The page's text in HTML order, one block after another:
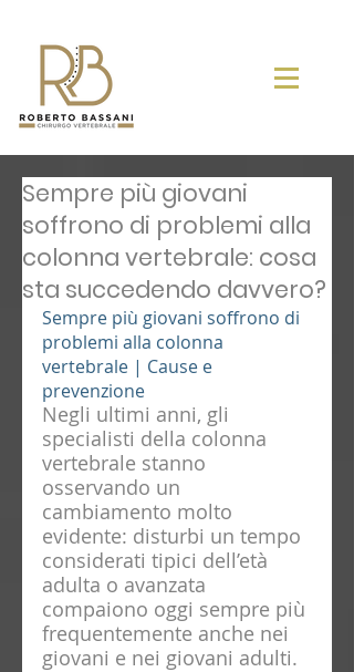
Sempre più giovani
soffrono di problemi alla
colonna vertebrale: cosa
sta succedendo davvero?
Sempre più giovani soffrono di
problemi alla colonna
vertebrale | Cause e
prevenzione
Negli ultimi anni, gli
specialisti della colonna
vertebrale stanno
osservando un
cambiamento molto
evidente: disturbi un tempo
considerati tipici dell’età
adulta o avanzata
compaiono oggi sempre più
frequentemente anche nei
giovani e nei giovani adulti.